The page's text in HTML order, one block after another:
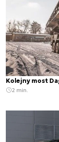
Kolejny most
2 min.